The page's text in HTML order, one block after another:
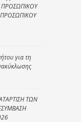
ΠΡΟΣΩΠΙΚΟΥ
για τη
ΤΩΝ